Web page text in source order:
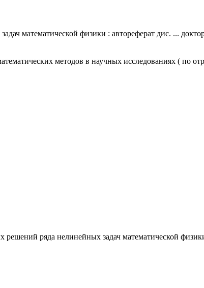
математической физики : автореферат дис. ...
методов в научных исследованиях ( по
ряда нелинейных задач математической